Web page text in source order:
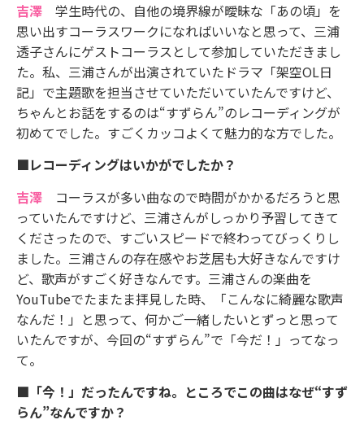
吉澤 学生時代の、自他の境界線が曖昧な「あの頃」を
思い出すコーラスワークになればいいなと思って、三浦
透子さんにゲストコーラスとして参加していただきまし
た。私、三浦さんが出演されていたドラマ「架空OL日
記」で主題歌を担当させていただいていたんですけど、
ちゃんとお話をするのは“すずらん”のレコーディングが
初めてでした。すごくカッコよくて魅力的な方でした。
■レコーディングはいかがでしたか？
吉澤 コーラスが多い曲なので時間がかかるだろうと思
っていたんですけど、三浦さんがしっかり予習してきて
くださったので、すごいスピードで終わってびっくりし
ました。三浦さんの存在感やお芝居も大好きなんですけ
ど、歌声がすごく好きなんです。三浦さんの楽曲を
YouTubeでたまたま拝見した時、「こんなに綺麗な歌声
なんだ！」と思って、何かご一緒したいとずっと思って
いたんですが、今回の“すずらん”で「今だ！」ってなっ
て。
■「今！」だったんですね。ところでこの曲はなぜ“すず
らん”なんですか？